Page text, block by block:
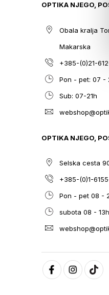
OPTIKA NJEGO,
Obala kralja
Makarska
+385-(0)21-
Pon - pet: 07 -
Sub: 07-21h
OPTIKA NJEGO,
Selska cesta
+385-(0)1-
Pon - pet 08 -
subota 08 - 13h